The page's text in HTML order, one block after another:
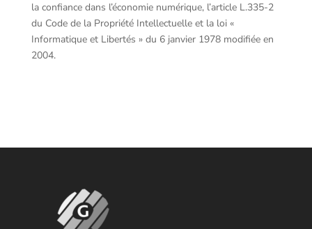
la confiance dans l’économie numérique, l’article L.335-2
du Code de la Propriété Intellectuelle et la loi «
Informatique et Libertés » du 6 janvier 1978 modifiée en
2004.